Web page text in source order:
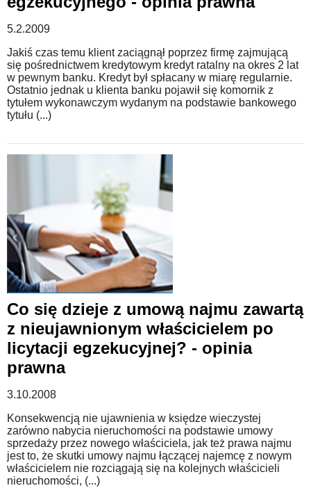
5.2.2009
Jakiś czas temu klient zaciągnął poprzez firmę zajmującą
się pośrednictwem kredytowym kredyt ratalny na okres 2 lat
w pewnym banku. Kredyt był spłacany w miarę regularnie.
Ostatnio jednak u klienta banku pojawił się komornik z
tytułem wykonawczym wydanym na podstawie bankowego
tytułu (...)
Co się dzieje z umową najmu zawartą
z nieujawnionym właścicielem po
licytacji egzekucyjnej? - opinia
prawna
3.10.2008
Konsekwencją nie ujawnienia w księdze wieczystej
zarówno nabycia nieruchomości na podstawie umowy
sprzedaży przez nowego właściciela, jak też prawa najmu
jest to, że skutki umowy najmu łączącej najemcę z nowym
właścicielem nie rozciągają się na kolejnych właścicieli
nieruchomości, (...)